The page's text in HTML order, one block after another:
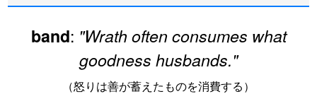
band: "Wrath often consumes what
goodness husbands."
（怒りは善が蓄えたものを消費する）